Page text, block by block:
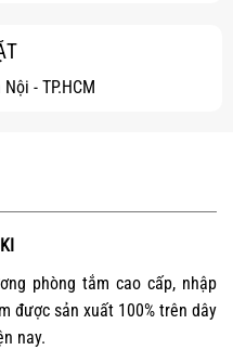
- TP.HCM
phòng tắm cao cấp, nhập
được sản xuất 100% trên dây
nay.